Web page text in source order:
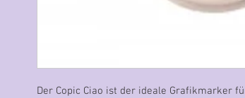
Der Copic Ciao ist der ideale Grafikmarker